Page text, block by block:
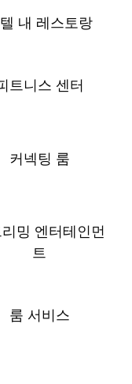
내 레스토랑
트니스 센터
커넥팅 룸
밍 엔터테인먼
트
룸 서비스